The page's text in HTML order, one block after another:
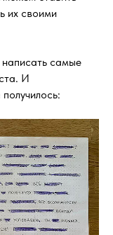
их своими
самые
И